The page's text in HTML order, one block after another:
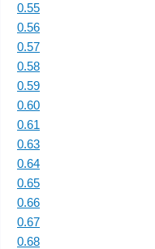
0.55
0.56
0.57
0.58
0.59
0.60
0.61
0.63
0.64
0.65
0.66
0.67
0.68